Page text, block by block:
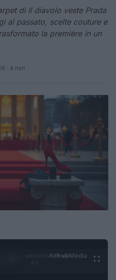
di Il diavolo veste Prada
al passato, scelte couture e
la première in un
· 4 min
AdhubMedia